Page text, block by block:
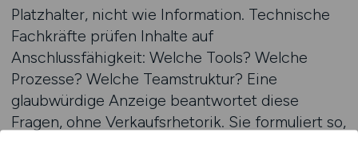
Platzhalter, nicht wie Information. Technische
Fachkräfte prüfen Inhalte auf
Anschlussfähigkeit: Welche Tools? Welche
Prozesse? Welche Teamstruktur? Eine
glaubwürdige Anzeige beantwortet diese
Fragen, ohne Verkaufsrhetorik. Sie formuliert so,